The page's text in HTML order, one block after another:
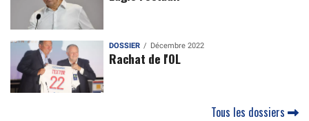
DOSSIER Décembre 2022
Rachat de l'OL
Tous les dossiers